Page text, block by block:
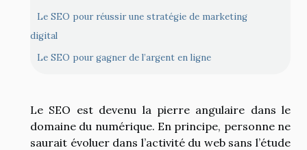
Le SEO pour réussir une stratégie de marketing
digital
Le SEO pour gagner de l’argent en ligne
Le SEO est devenu la pierre angulaire dans le
domaine du numérique. En principe, personne ne
saurait évoluer dans l’activité du web sans l’étude